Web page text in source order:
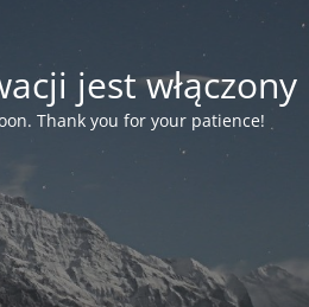
jest włączony
Thank you for your patience!